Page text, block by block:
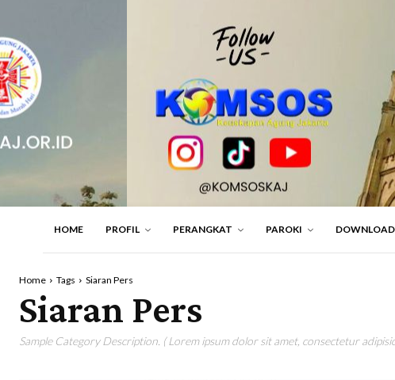
HOME PROFIL PERANGKAT PAROKI DOWNLOAD
Home Tags Siaran Pers
Siaran Pers
Sample Category Description. ( Lorem ipsum dolor sit amet, consectetur